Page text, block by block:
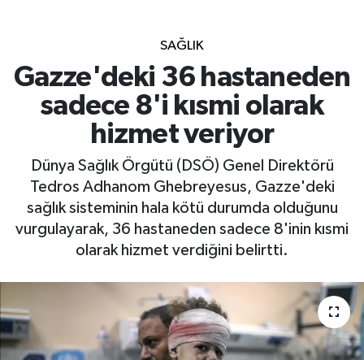
SAĞLIK
Gazze'deki 36 hastaneden
sadece 8'i kısmi olarak
hizmet veriyor
Dünya Sağlık Örgütü (DSÖ) Genel Direktörü
Tedros Adhanom Ghebreyesus, Gazze'deki
sağlık sisteminin hala kötü durumda olduğunu
vurgulayarak, 36 hastaneden sadece 8'inin kısmi
olarak hizmet verdiğini belirtti.